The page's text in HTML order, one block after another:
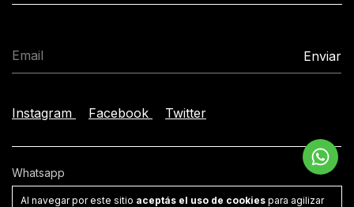
Al navegar por este sitio aceptás el uso de cookies para agilizar
Instagram Facebook Twitter
Whatsapp
541149706904